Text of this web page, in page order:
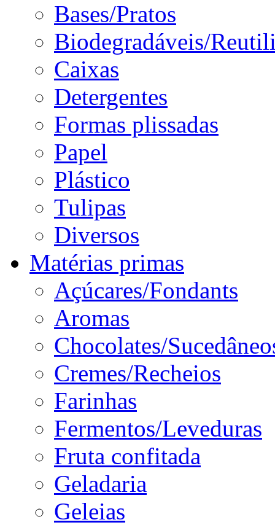
Bases/Pratos
Biodegradáveis/
Caixas
Detergentes
Formas plissadas
Papel
Plástico
Tulipas
Diversos
Matérias primas
Açúcares/Fondants
Aromas
Chocolates/
Cremes/Recheios
Farinhas
Fermentos/Leveduras
Fruta confitada
Geladaria
Geleias